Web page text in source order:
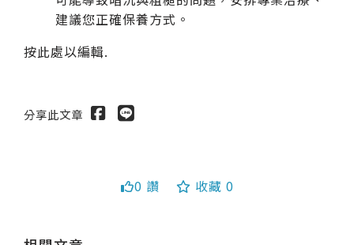
建議您正確保養方式。
按此處以編輯.
分享此文章
0 讚 收藏 0